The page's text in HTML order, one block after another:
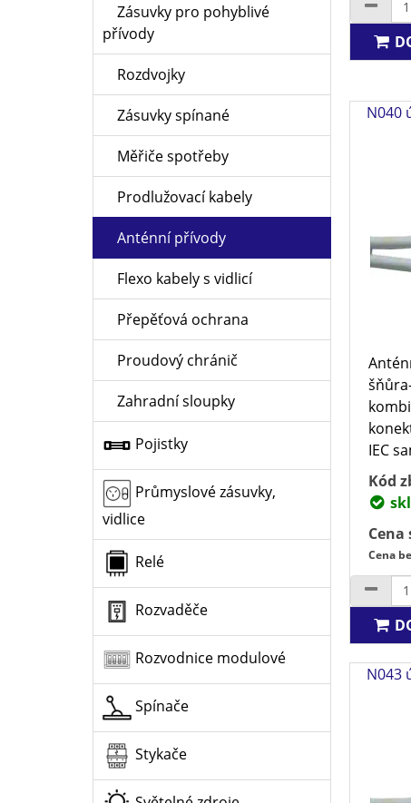
Zásuvky pro pohyblivé
přívody
Rozdvojky
Zásuvky spínané
Měřiče spotřeby
Prodlužovací kabely
Anténní přívody
Flexo kabely s vidlicí
Přepěťová ochrana
Proudový chránič
Zahradní sloupky
Pojistky
Průmyslové zásuvky,
vidlice
Relé
Rozvaděče
Rozvodnice modulové
Spínače
Stykače
N040
IEC
Kód
Cena
Cena
N043